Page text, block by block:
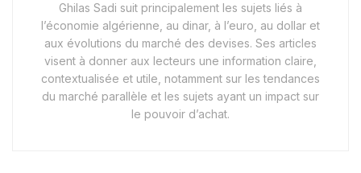
Ghilas Sadi suit principalement les sujets liés à
l’économie algérienne, au dinar, à l’euro, au dollar et
aux évolutions du marché des devises. Ses articles
visent à donner aux lecteurs une information claire,
contextualisée et utile, notamment sur les tendances
du marché parallèle et les sujets ayant un impact sur
le pouvoir d’achat.